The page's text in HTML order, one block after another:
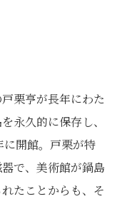
栗亨が長年にわた
永久的に保存し、
開館。戸栗が特
で、美術館が鍋島
たことからも、そ